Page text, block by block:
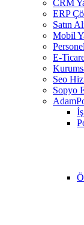
CRM
ERP
Satın
Mobil
E-
Seo
Sopyo